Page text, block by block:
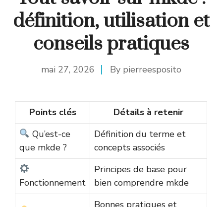
définition, utilisation et
conseils pratiques
mai 27, 2026 By pierreesposito
Points clés
Détails à retenir
Qu’est-ce
que mkde ?
Définition du terme et
concepts associés
Fonctionnement
Principes de base pour
bien comprendre mkde
Bonnes pratiques et